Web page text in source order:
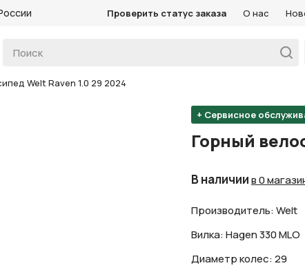
Проверить статус заказа О нас
Welt Raven 1.0 29 2024
+ Сервисное
Горный
В наличиив 0
Производитель: Welt
Вилка: Hagen 330 MLO
Диаметр колес: 29